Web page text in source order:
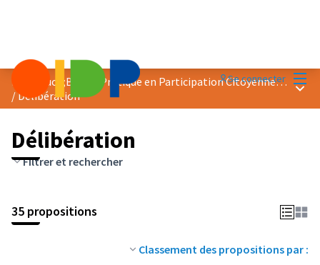
Se connecter
Prix &quot;Bonne Pratique en Participation Citoyenne&quot; 2023
/Délibération
Délibération
Filtrer et rechercher
35 propositions
Classement des propositions par :